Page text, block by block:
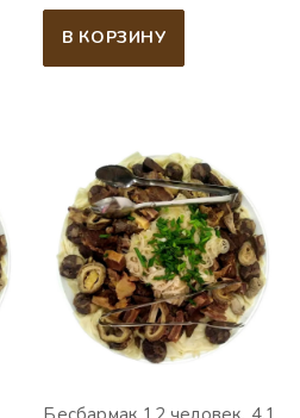
В КОРЗИНУ